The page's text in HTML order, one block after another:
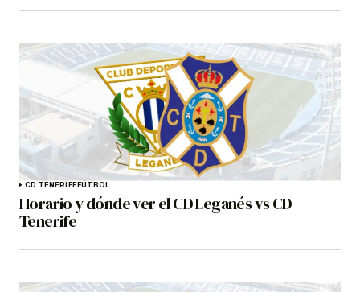
CD TENERIFEFÚTBOL
Horario y dónde ver el CD Leganés vs CD
Tenerife